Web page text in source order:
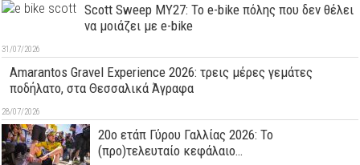
Scott Sweep MY27: Το e-bike πόλης που δεν θέλει
να μοιάζει με e-bike
31/07/2026
Amarantos Gravel Experience 2026: τρεις μέρες γεμάτες
ποδήλατο, στα Θεσσαλικά Άγραφα
28/07/2026
20ο ετάπ Γύρου Γαλλίας 2026: Το
(προ)τελευταίο κεφάλαιο…